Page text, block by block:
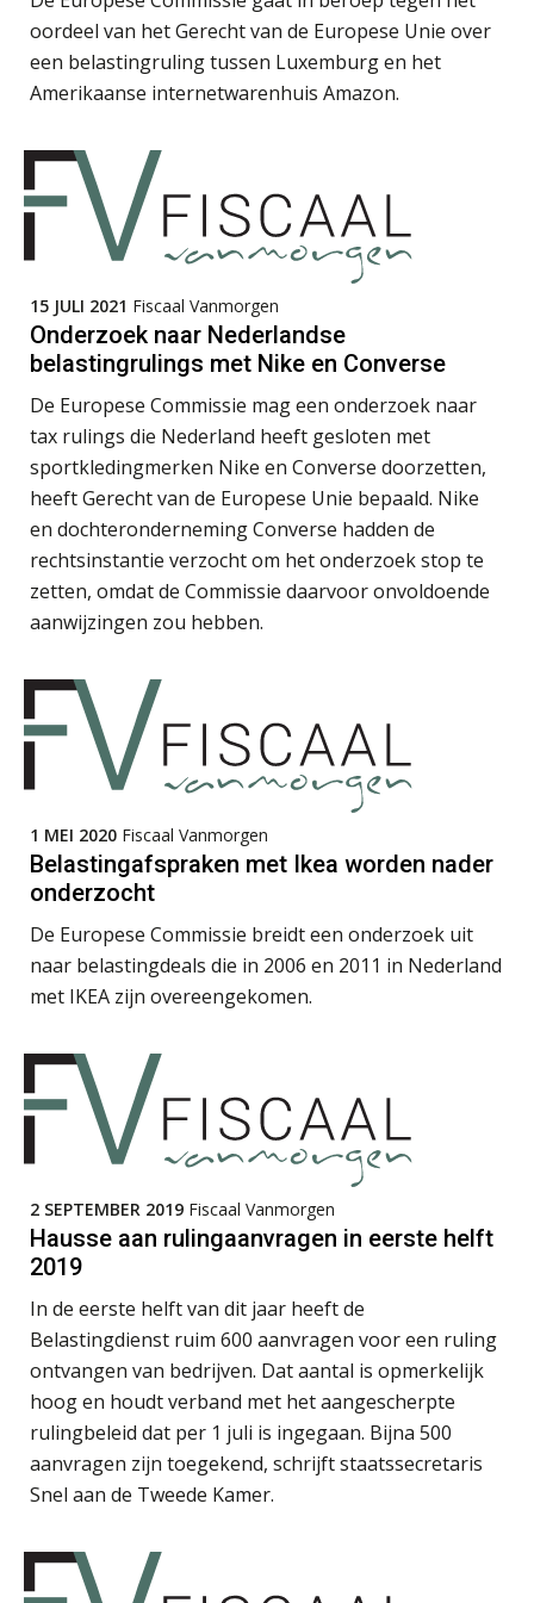
oordeel van het Gerecht van de Europese Unie over
een belastingruling tussen Luxemburg en het
Amerikaanse internetwarenhuis Amazon.
15 JULI 2021 Fiscaal Vanmorgen
Onderzoek naar Nederlandse
belastingrulings met Nike en Converse
De Europese Commissie mag een onderzoek naar
tax rulings die Nederland heeft gesloten met
sportkledingmerken Nike en Converse doorzetten,
heeft Gerecht van de Europese Unie bepaald. Nike
en dochteronderneming Converse hadden de
rechtsinstantie verzocht om het onderzoek stop te
zetten, omdat de Commissie daarvoor onvoldoende
aanwijzingen zou hebben.
1 MEI 2020 Fiscaal Vanmorgen
Belastingafspraken met Ikea worden nader
onderzocht
De Europese Commissie breidt een onderzoek uit
naar belastingdeals die in 2006 en 2011 in Nederland
met IKEA zijn overeengekomen.
2 SEPTEMBER 2019 Fiscaal Vanmorgen
Hausse aan rulingaanvragen in eerste helft
2019
In de eerste helft van dit jaar heeft de
Belastingdienst ruim 600 aanvragen voor een ruling
ontvangen van bedrijven. Dat aantal is opmerkelijk
hoog en houdt verband met het aangescherpte
rulingbeleid dat per 1 juli is ingegaan. Bijna 500
aanvragen zijn toegekend, schrijft staatssecretaris
Snel aan de Tweede Kamer.
Léon de Jager
Peter Kerkhof
Teunis van den Berg
Jasper van den Bergen
Ron Mulder
Kirsten Kievit